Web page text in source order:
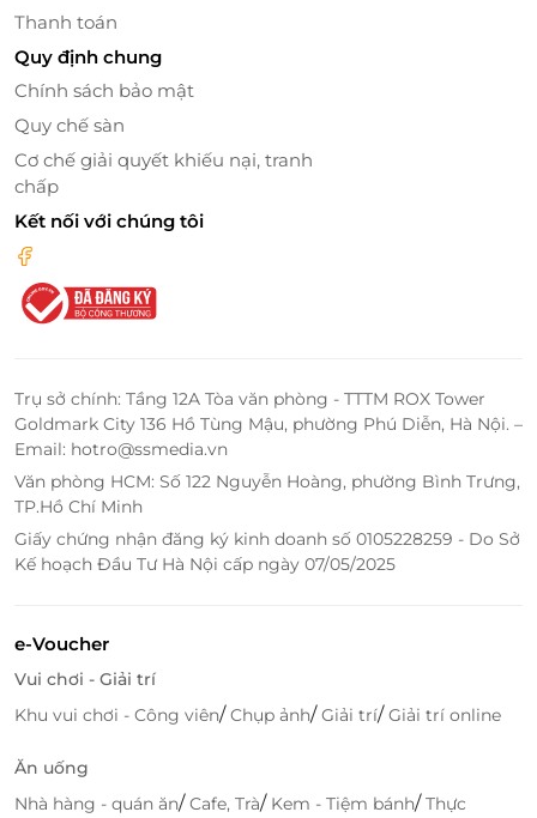
Thanh toán
Quy định chung
Chính sách bảo mật
Quy chế sàn
Cơ chế giải quyết khiếu nại, tranh
chấp
Kết nối với chúng tôi
Trụ sở chính: Tầng 12A Tòa văn phòng - TTTM ROX Tower
Goldmark City 136 Hồ Tùng Mậu, phường Phú Diễn, Hà Nội. –
Email: hotro@ssmedia.vn
Văn phòng HCM: Số 122 Nguyễn Hoàng, phường Bình Trưng,
TP.Hồ Chí Minh
Giấy chứng nhận đăng ký kinh doanh số 0105228259 - Do Sở
Kế hoạch Đầu Tư Hà Nội cấp ngày 07/05/2025
e-Voucher
Vui chơi - Giải trí
Khu vui chơi - Công viên/Chụp ảnh/Giải trí/Giải trí online
Ăn uống
Nhà hàng - quán ăn/Cafe, Trà/ Kem - Tiệm bánh/Thực